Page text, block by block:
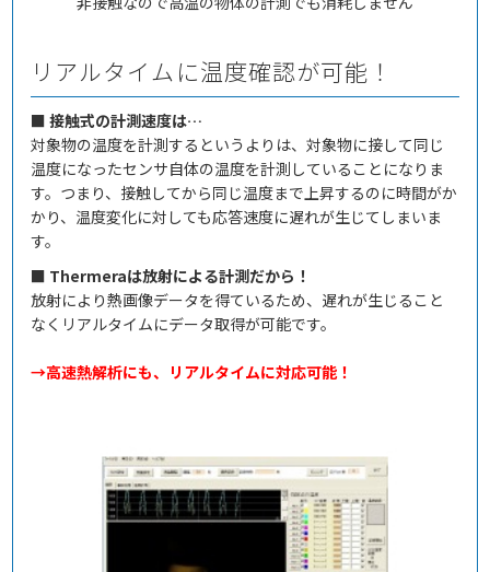
リアルタイムに温度確認が可能！
■ 接触式の計測速度は…
対象物の温度を計測するというよりは、対象物に接して同じ
温度になったセンサ自体の温度を計測していることになりま
す。つまり、接触してから同じ温度まで上昇するのに時間がか
かり、温度変化に対しても応答速度に遅れが生じてしまいま
す。
■ Thermeraは放射による計測だから！
放射により熱画像データを得ているため、遅れが生じること
なくリアルタイムにデータ取得が可能です。
→高速熱解析にも、リアルタイムに対応可能！